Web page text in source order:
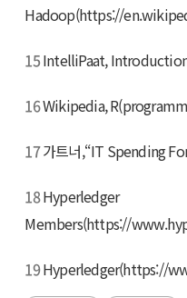
Hadoop(https://
15IntelliPaat,
16Wikipedia,
17가트너,“IT Spending
18Hyperledger
Members(https://
19Hyperledger(https://